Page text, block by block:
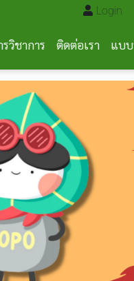
Login
วิชาการ ติดต่อเรา แบ